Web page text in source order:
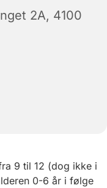
2A, 4100
9 til 12 (dog ikke i
0-6 år i følge